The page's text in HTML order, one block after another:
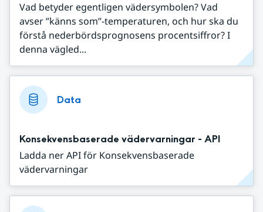
Vad betyder egentligen vädersymbolen? Vad
avser ”känns som”-temperaturen, och hur ska du
förstå nederbördsprognosens procentsiffror? I
denna vägled...
Data
Konsekvensbaserade vädervarningar - API
Ladda ner API för Konsekvensbaserade
vädervarningar